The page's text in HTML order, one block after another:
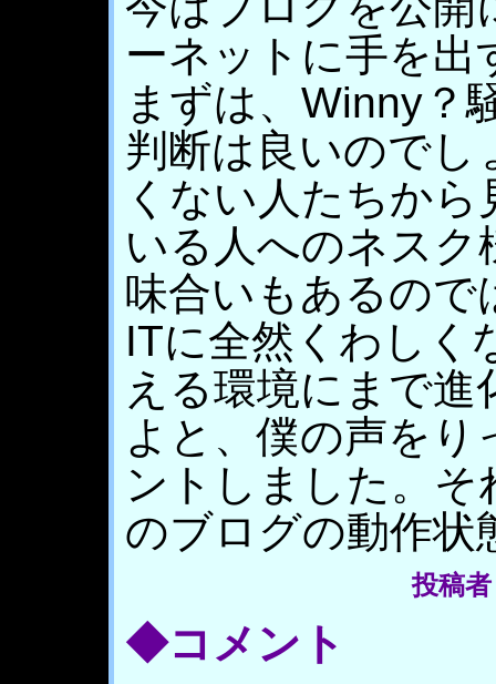
ーネットに手を出
まずは、Winny？
判断は良いのでし
くない人たちか
いる人へのネス
味合いもあるので
ITに全然くわしく
える環境にまで
よと、僕の声を
ントしました。
のブログの動作状
投稿
◆コメント